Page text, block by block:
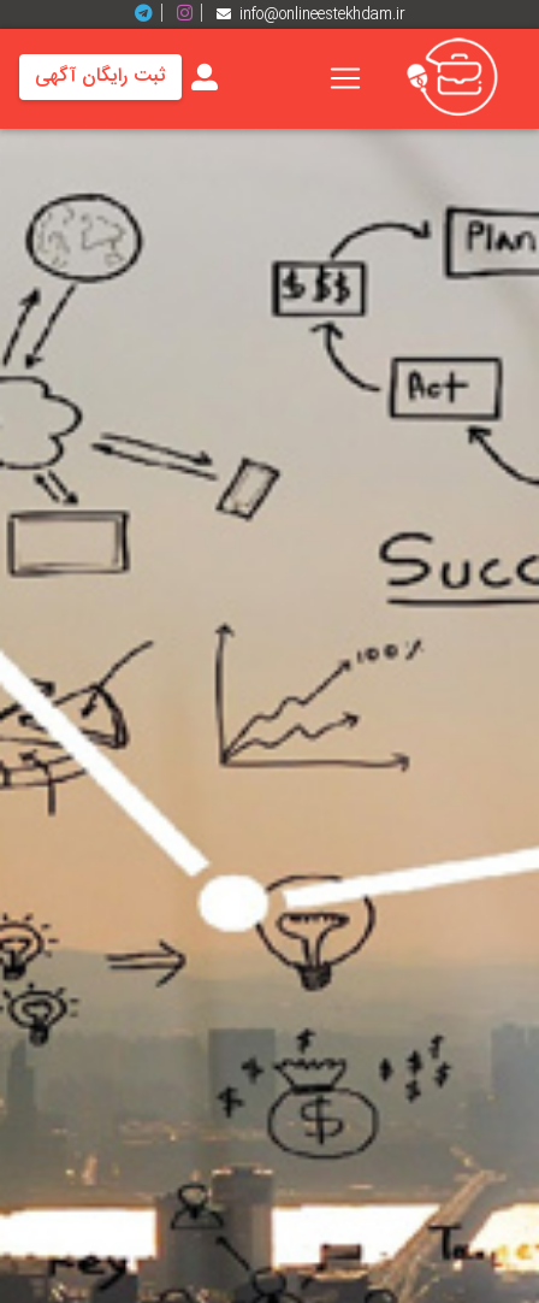
info@onlineestekhdam.ir
خانه
شغلی
برند
رزومه
ها
اخبار
تماس
با
ثبت رایگان آگهی